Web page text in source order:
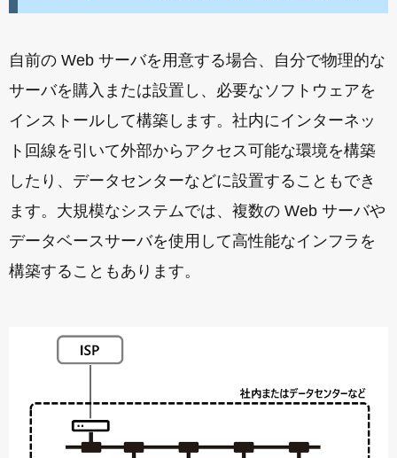
自前の Web サーバを用意する場合、自分で物理的な
サーバを購入または設置し、必要なソフトウェアを
インストールして構築します。社内にインターネッ
ト回線を引いて外部からアクセス可能な環境を構築
したり、データセンターなどに設置することもでき
ます。大規模なシステムでは、複数の Web サーバや
データベースサーバを使用して高性能なインフラを
構築することもあります。